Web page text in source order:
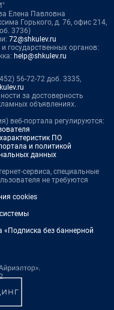
Елена Павловна
Горького, д. 76, офис 214,
3736)
72@shkulev.ru
государственных органов:
help@shkulev.ru
56-72-72 доб. 3335,
за достоверность
объявлениях.
веб-портала регулируются:
ПО
и политикой
данных
сервиса, специальные
не требуются
cookies
«Подписка без баннерной